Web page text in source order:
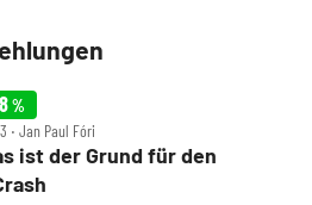
%
‧ Jan Paul Fóri
ist der Grund für den